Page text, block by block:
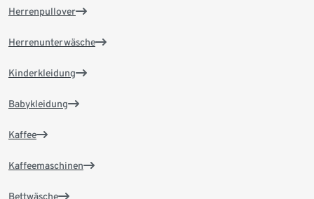
Herrenpullover
Herrenunterwäsche
Kinderkleidung
Babykleidung
Kaffee
Kaffeemaschinen
Bettwäsche